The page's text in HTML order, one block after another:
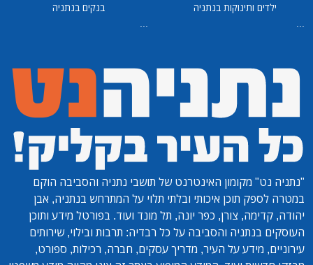
ילדים ותינוקות בנתניה
...
בנקים בנתניה
...
"נתניה נט" מקומון האינטרנט של תושבי נתניה והסביבה הוקם
במטרה לספק תוכן איכותי ובלתי תלוי על המתרחש בנתניה, אבן
יהודה, קדימה, צורן, כפר יונה, תל מונד ועוד. בפורטל מידע ותוכן
העוסקים בנתניה והסביבה על כל רבדיה: תרבות ובילוי, שירותים
עירוניים, מידע על העיר, מדריך עסקים, חברה, רכילות, ספורט,